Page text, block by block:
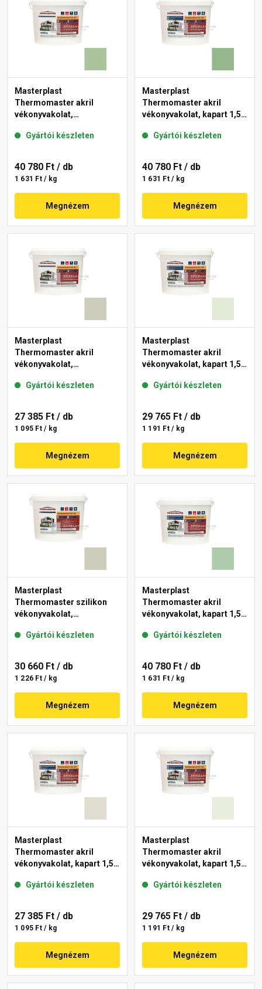
Masterplast
Thermomaster akril
vékonyvakolat,
41-C 25 kg
Gyártói készleten
40 780 Ft / db
1 631 Ft / kg
Megnézem
Masterplast
Thermomaster akril
vékonyvakolat, kapart 1,5
Gyártói készleten
40 780 Ft / db
1 631 Ft / kg
Megnézem
Masterplast
Thermomaster akril
vékonyvakolat,
42-D 25 kg
Gyártói készleten
27 385 Ft / db
1 095 Ft / kg
Megnézem
Masterplast
Thermomaster akril
vékonyvakolat, kapart 1,5
Gyártói készleten
29 765 Ft / db
1 191 Ft / kg
Megnézem
Masterplast
Thermomaster szilikon
vékonyvakolat,
42-D 25 kg
Gyártói készleten
30 660 Ft / db
1 226 Ft / kg
Megnézem
Masterplast
Thermomaster akril
vékonyvakolat, kapart 1,5
Gyártói készleten
40 780 Ft / db
1 631 Ft / kg
Megnézem
Masterplast
Thermomaster akril
vékonyvakolat, kapart 1,5
Gyártói készleten
27 385 Ft / db
1 095 Ft / kg
Megnézem
Masterplast
Thermomaster akril
vékonyvakolat, kapart 1,5
Gyártói készleten
29 765 Ft / db
1 191 Ft / kg
Megnézem